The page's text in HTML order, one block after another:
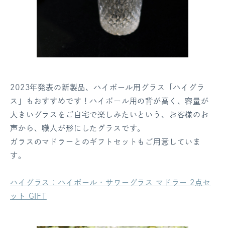
2023年発表の新製品、ハイボール用グラス「ハイグラ
ス」もおすすめです！ハイボール用の背が高く、容量が
大きいグラスをご自宅で楽しみたいという、お客様のお
声から、職人が形にしたグラスです。
ガラスのマドラーとのギフトセットもご用意していま
す。
ハイグラス：ハイボール・サワーグラス マドラー 2点セ
ット GIFT